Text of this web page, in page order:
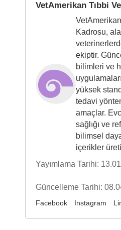
VetAmerikan Tıbbi
Kadrosu,
ekiptir.
bilimleri ve
yüksek
tedavi
amaçlar.
sağlığı ve
bilimsel
içerikler
Yayımlama Tarihi:
Güncelleme Tarihi:
Facebook Instagram